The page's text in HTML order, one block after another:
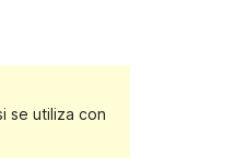
se utiliza con